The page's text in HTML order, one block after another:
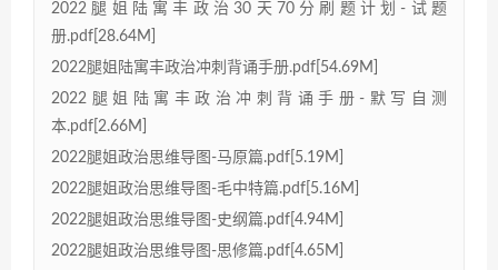
2022腿姐陆寓丰政治30天70分刷题计划-试题
册.pdf[28.64M]
2022腿姐陆寓丰政治冲刺背诵手册.pdf[54.69M]
2022腿姐陆寓丰政治冲刺背诵手册-默写自测
本.pdf[2.66M]
2022腿姐政治思维导图-马原篇.pdf[5.19M]
2022腿姐政治思维导图-毛中特篇.pdf[5.16M]
2022腿姐政治思维导图-史纲篇.pdf[4.94M]
2022腿姐政治思维导图-思修篇.pdf[4.65M]